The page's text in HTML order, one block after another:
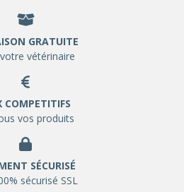
GRATUITE
vétérinaire
COMPETITIFS
vos produits
SÉCURISÉ
sécurisé SSL